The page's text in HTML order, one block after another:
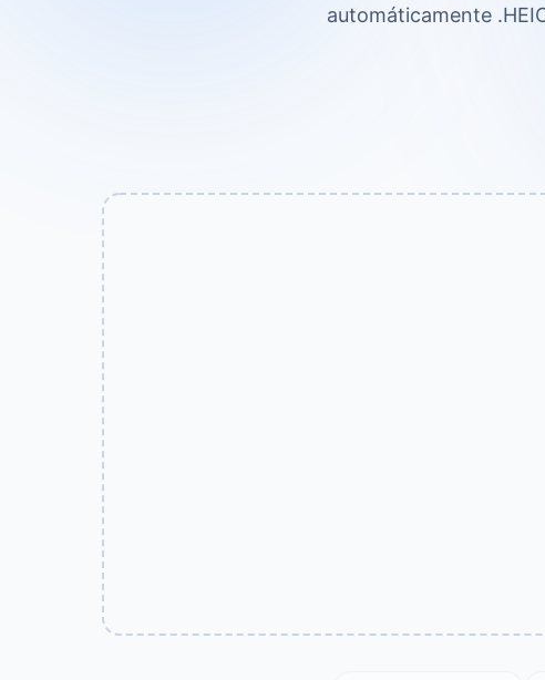
automáticamente